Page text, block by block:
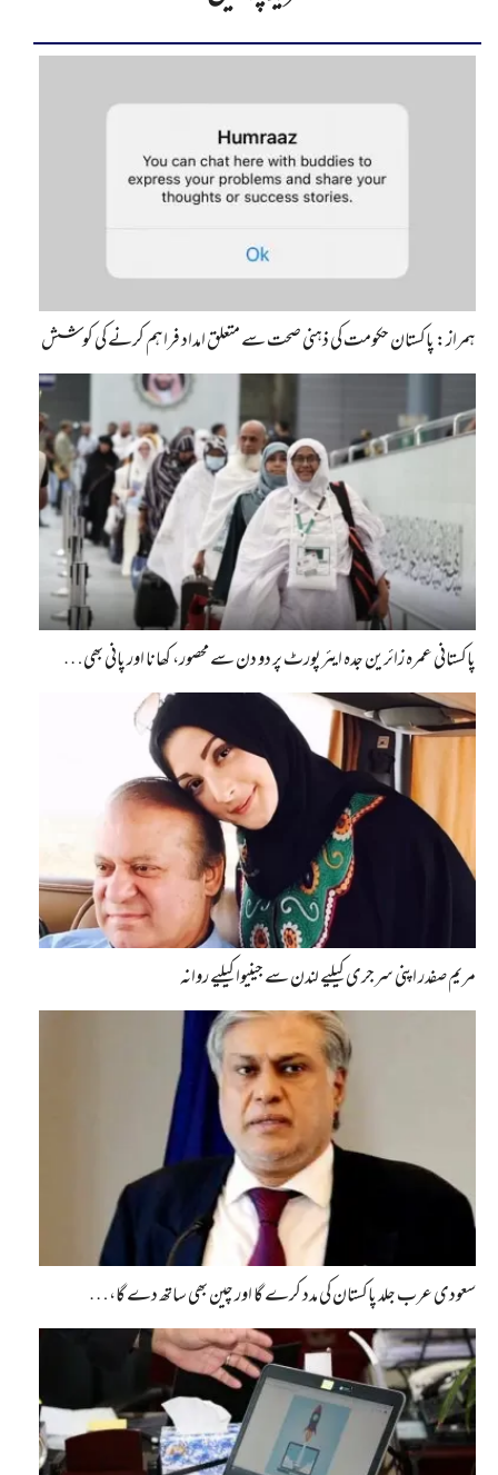
ہمراز: پاکستان حکومت کی ذہنی صحت سے متعلق امداد فراہم کرنے کی کوشش
پاکستانی عمرہ زائرین جدہ ایئرپورٹ پر دو دن سے محصور، کھانا اور پانی بھی…
مریم صفدر اپنی سرجری کیلیے لندن سے جینیوا کیلیے روانہ
سعودی عرب جلد پاکستان کی مدد کرے گا اور چین بھی ساتھ دے گا،…